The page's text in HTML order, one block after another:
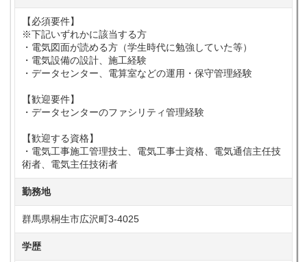
【必須要件】
※下記いずれかに該当する方
・電気図面が読める方（学生時代に勉強していた等）
・電気設備の設計、施工経験
・データセンター、電算室などの運用・保守管理経験
【歓迎要件】
・データセンターのファシリティ管理経験
【歓迎する資格】
・電気工事施工管理技士、電気工事士資格、電気通信主任技
術者、電気主任技術者
勤務地
群馬県桐生市広沢町3-4025
学歴